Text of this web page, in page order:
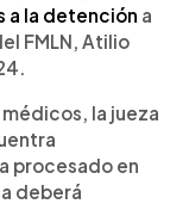
a la detención a
FMLN, Atilio
la jueza
procesado en
deberá